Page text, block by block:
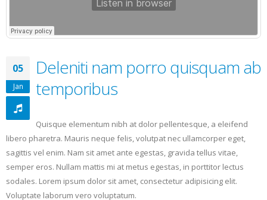
05
Jan
Deleniti nam porro quisquam ab
temporibus
Quisque elementum nibh at dolor pellentesque, a eleifend
libero pharetra. Mauris neque felis, volutpat nec ullamcorper eget,
sagittis vel enim. Nam sit amet ante egestas, gravida tellus vitae,
semper eros. Nullam mattis mi at metus egestas, in porttitor lectus
sodales. Lorem ipsum dolor sit amet, consectetur adipisicing elit.
Voluptate laborum vero voluptatum.